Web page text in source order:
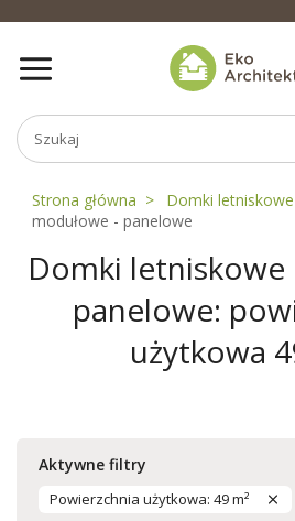
Strona główna Domki letniskowe
modułowe - panelowe
Domki letniskowe
panelowe:
użytkowa
Aktywne filtry
Powierzchnia użytkowa: 49 m²